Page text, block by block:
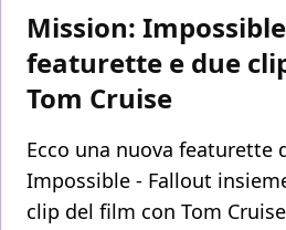
Mission:
featurette e due
Tom Cruise
Ecco una nuova featurette
Impossible - Fallout
clip del film con Tom Cruise